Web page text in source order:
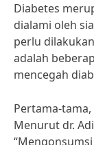
Diabetes
dialami oleh
perlu
adalah
mencegah
Pertama-
Menurut dr.